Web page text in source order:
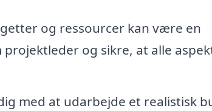
og ressourcer kan være en
og sikre, at alle
med at udarbejde et realistisk